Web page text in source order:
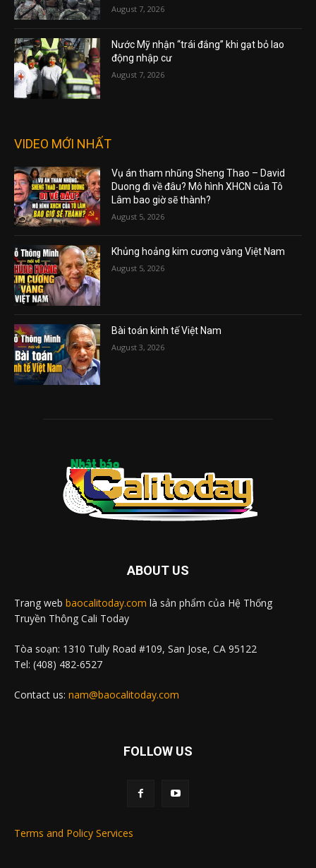
August 7, 2026
Nước Mỹ nhận “trái đắng” khi gạt bỏ lao
động nhập cư
August 7, 2026
VIDEO MỚI NHẤT
Vụ án tham nhũng Sheng Thao – David
Duong đi về đâu? Mô hình XHCN của Tô
Lâm bao giờ sẽ thành?
August 5, 2026
Khủng hoảng kim cương vàng Việt Nam
August 5, 2026
Bài toán kinh tế Việt Nam
August 3, 2026
ABOUT US
Trang web baocalitoday.com là sản phẩm của Hệ Thống
Truyền Thông Cali Today
Tòa soạn: 1310 Tully Road #109, San Jose, CA 95122
Tel: (408) 482-6527
Contact us: nam@baocalitoday.com
FOLLOW US
Terms and Policy Services